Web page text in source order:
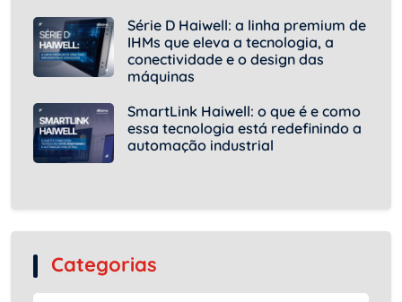
Série D Haiwell: a linha premium de
IHMs que eleva a tecnologia, a
conectividade e o design das
máquinas
SmartLink Haiwell: o que é e como
essa tecnologia está redefinindo a
automação industrial
Categorias